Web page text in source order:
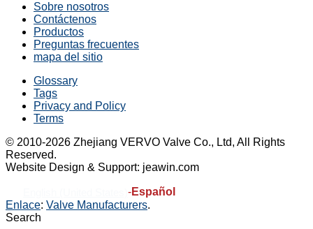
Sobre nosotros
Contáctenos
Productos
Preguntas frecuentes
mapa del sitio
Glossary
Tags
Privacy and Policy
Terms
© 2010-2026 Zhejiang VERVO Valve Co., Ltd, All Rights
Reserved.
Website Design & Support: jeawin.com
-Español
Enlace: Valve Manufacturers.
Search